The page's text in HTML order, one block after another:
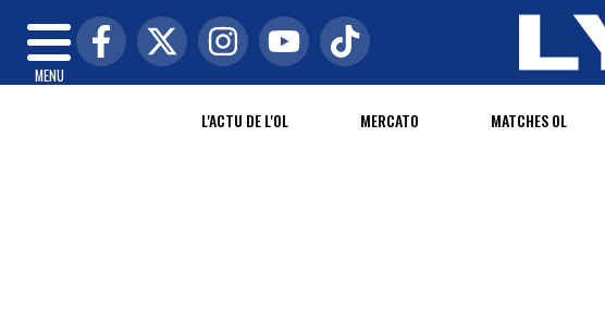
MENU
L'ACTU DE L'OL MERCATO MATCHES OL